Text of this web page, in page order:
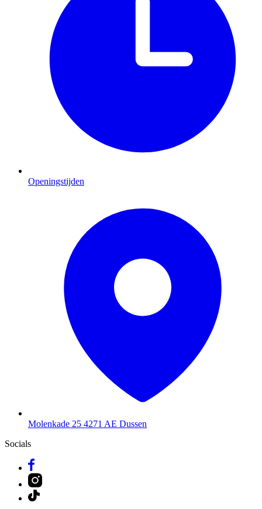
Openingstijden
Molenkade 25 4271 AE Dussen
Socials